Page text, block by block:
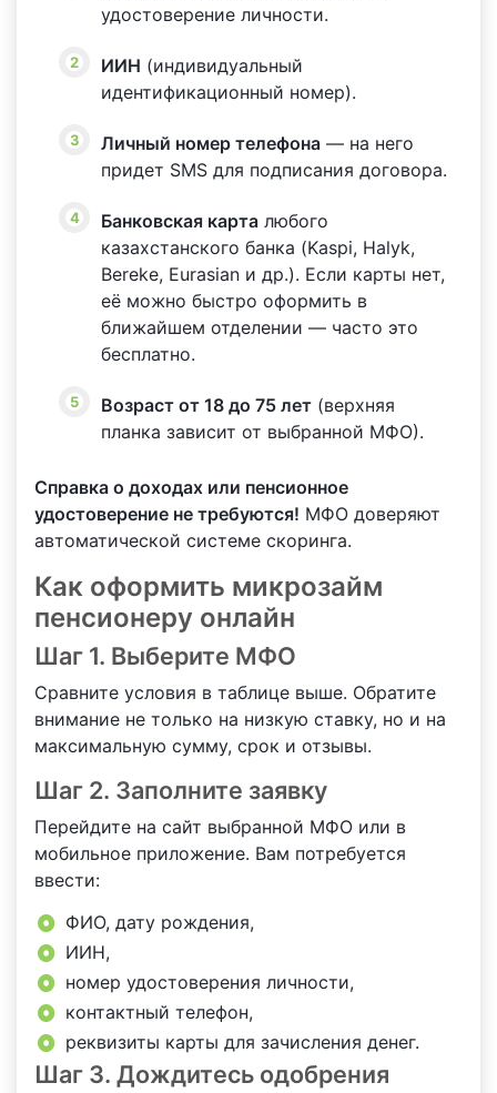
удостоверение личности.
ИИН (индивидуальный
идентификационный номер).
Личный номер телефона — на него
придет SMS для подписания договора.
Банковская карта любого
казахстанского банка (Kaspi, Halyk,
Bereke, Eurasian и др.). Если карты нет,
её можно быстро оформить в
ближайшем отделении — часто это
бесплатно.
Возраст от 18 до 75 лет (верхняя
планка зависит от выбранной МФО).
Справка о доходах или пенсионное
удостоверение не требуются! МФО доверяют
автоматической системе скоринга.
Как оформить микрозайм
пенсионеру онлайн
Шаг 1. Выберите МФО
Сравните условия в таблице выше. Обратите
внимание не только на низкую ставку, но и на
максимальную сумму, срок и отзывы.
Шаг 2. Заполните заявку
Перейдите на сайт выбранной МФО или в
мобильное приложение. Вам потребуется
ввести:
ФИО, дату рождения,
ИИН,
номер удостоверения личности,
контактный телефон,
реквизиты карты для зачисления денег.
Шаг 3. Дождитесь одобрения